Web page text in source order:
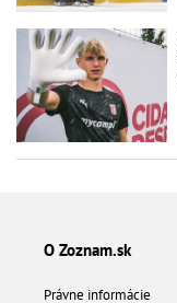
O Zoznam.sk
Právne informácie